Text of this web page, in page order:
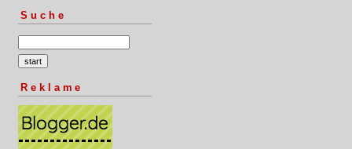
Suche
Reklame